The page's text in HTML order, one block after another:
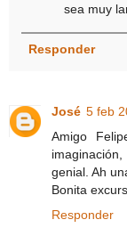
sea muy
Responder
José 5 feb
Amigo
genial. Ah
Bonita
Responder